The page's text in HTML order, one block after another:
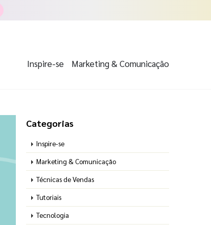
Inspire-se Marketing & Comunicação
Categorias
Inspire-se
Marketing & Comunicação
Técnicas de Vendas
Tutoriais
Tecnologia